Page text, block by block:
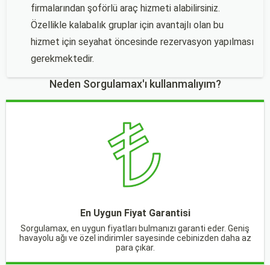
firmalarından şoförlü araç hizmeti alabilirsiniz.
Özellikle kalabalık gruplar için avantajlı olan bu
hizmet için seyahat öncesinde rezervasyon yapılması
gerekmektedir.
Neden Sorgulamax'ı kullanmalıyım?
En Uygun Fiyat Garantisi
Sorgulamax, en uygun fiyatları bulmanızı garanti eder. Geniş
havayolu ağı ve özel indirimler sayesinde cebinizden daha az
para çıkar.